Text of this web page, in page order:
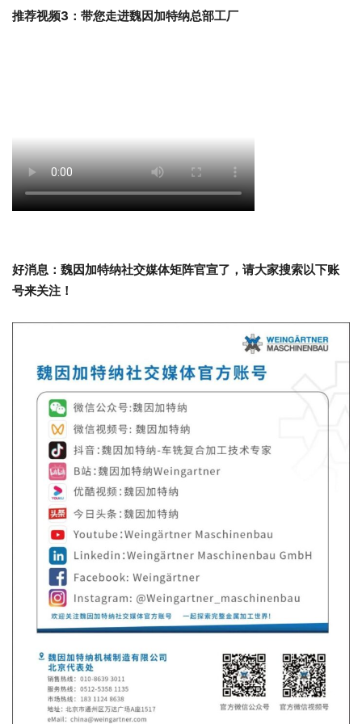
推荐视频3：带您走进魏因加特纳总部工厂
好消息： 魏因加特纳社交媒体矩阵官宣了，请大家搜索以下账
号来关注 ！